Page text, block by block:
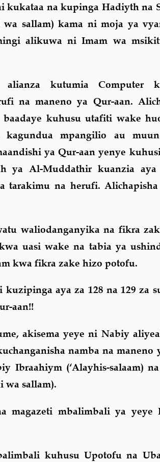
kukataa na kupinga Hadiyth na
sallam) kama ni moja ya
alikuwa ni Imam wa
kutumia Computer
na maneno ya Qur-aan.
kuhusu utafiti wake
mpangilio au
ya Qur-aan yenye
ya Al-Muddathir kuanzia aya
tarakimu na herufi.
waliodanganyika na fikra
uasi wake na tabia ya
kwa fikra zake hizo potofu.
aya za 128 na 129 za
aan!!
akisema yeye ni Nabiy
namba na maneno
Ibraahiym (‘Alayhis-salaam)
wa sallam).
magazeti mbalimbali ya yeye
kuhusu Upotofu na